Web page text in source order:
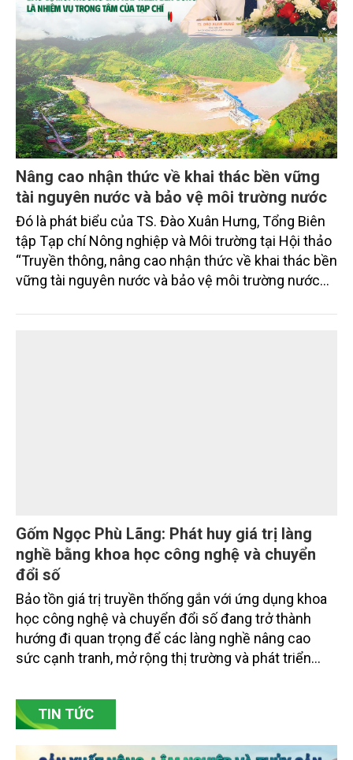
Nâng cao nhận thức về khai thác bền vững
tài nguyên nước và bảo vệ môi trường nước
Đó là phát biểu của TS. Đào Xuân Hưng, Tổng Biên
tập Tạp chí Nông nghiệp và Môi trường tại Hội thảo
“Truyền thông, nâng cao nhận thức về khai thác bền
vững tài nguyên nước và bảo vệ môi trường nước
trường phối hợp với Sở Nông nghiệp và Môi trường
Gốm Ngọc Phù Lãng: Phát huy giá trị làng
nghề bằng khoa học công nghệ và chuyển
đổi số
Bảo tồn giá trị truyền thống gắn với ứng dụng khoa
học công nghệ và chuyển đổi số đang trở thành
hướng đi quan trọng để các làng nghề nâng cao
bền vững. Tại làng gốm Phù Lãng, xã Phù Lãng, tỉnh
Bắc Ninh, nhiều nghệ nhân và cơ sở sản xuất đã
chủ động đổi mới tư duy, đầu tư công nghệ, xây
TIN TỨC